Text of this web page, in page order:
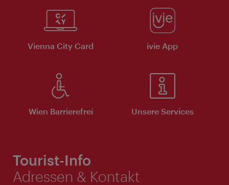
Vienna City Card ivie App
Wien Barrierefrei Unsere Services
Tourist-Info
Adressen & Kontakt